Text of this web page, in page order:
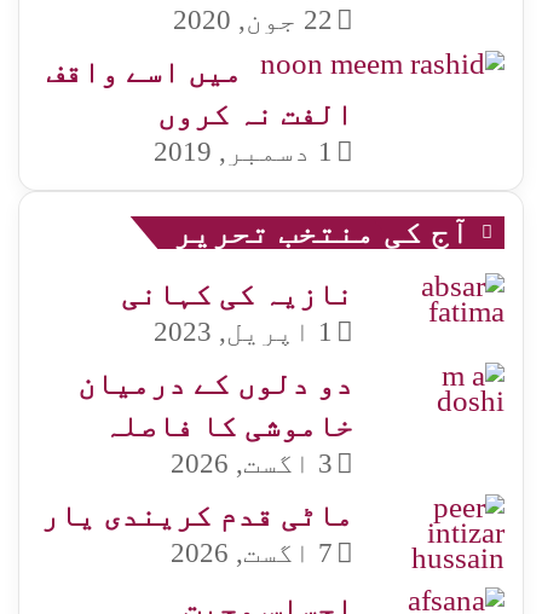
22 جون, 2020
میں اسے واقف
الفت نہ کروں
1 دسمبر, 2019
آج کی منتخب تحریر
نازیہ کی کہانی
1 اپریل, 2023
دو دلوں کے درمیان
خاموشی کا فاصلہ
3 اگست, 2026
ماٹی قدم کریندی یار
7 اگست, 2026